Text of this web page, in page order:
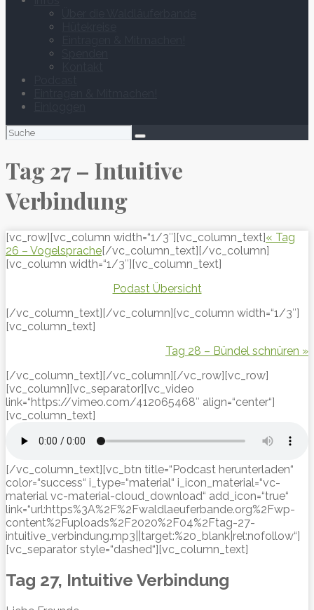
Suchen
nach:
Tag 27 – Intuitive
Verbindung
[vc_row][vc_column width=“1/3″][vc_column_text]« Tag
26 – Vogelsprache[/vc_column_text][/vc_column]
[vc_column width=“1/3″][vc_column_text]
Podast Übersicht
[/vc_column_text][/vc_column][vc_column width=“1/3″]
[vc_column_text]
Tag 28 – Bündel schnüren »
[/vc_column_text][/vc_column][/vc_row][vc_row]
[vc_column][vc_separator][vc_video
link=“https://vimeo.com/412065468″ align=“center“]
[vc_column_text]
[/vc_column_text][vc_btn title=“Podcast herunterladen“
color=“success“ i_type=“material“ i_icon_material=“vc-
material vc-material-cloud_download“ add_icon=“true“
link=“url:https%3A%2F%2Fwaldlaeuferbande.org%2Fwp-
content%2Fuploads%2F2020%2F04%2Ftag-27-
intuitive_verbindung.mp3||target:%20_blank|rel:nofollow“]
[vc_separator style=“dashed“][vc_column_text]
Tag 27, Intuitive Verbindung